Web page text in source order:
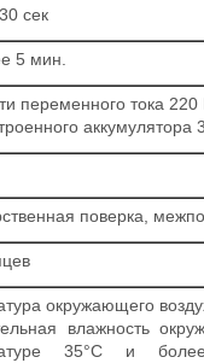
сек
5 мин.
переменного тока
аккумулятора
поверка,
окружающего
влажность
35°С и